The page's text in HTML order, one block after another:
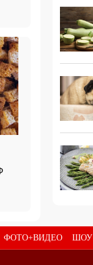
11:30,
СМИ:
Миру
11:24,
Анна
ФОТО+ВИДЕО ШОУ